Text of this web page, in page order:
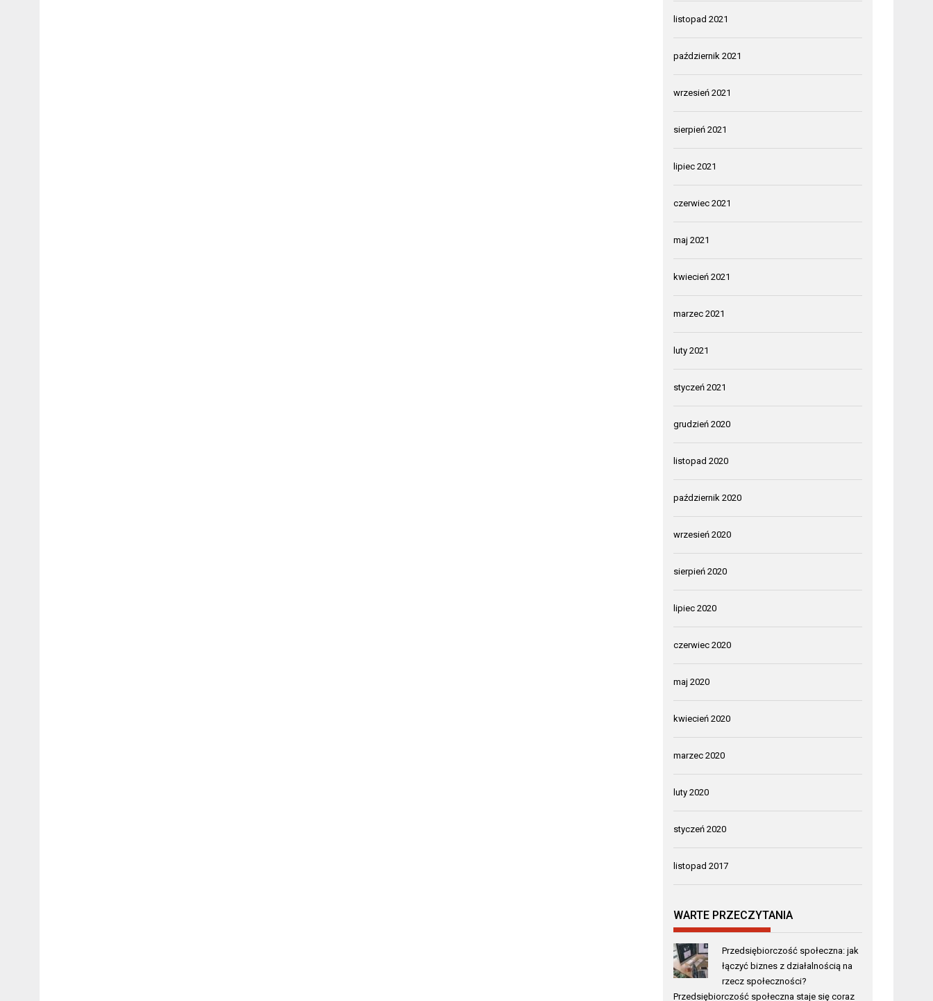
listopad 2021
październik 2021
wrzesień 2021
sierpień 2021
lipiec 2021
czerwiec 2021
maj 2021
kwiecień 2021
marzec 2021
luty 2021
styczeń 2021
grudzień 2020
listopad 2020
październik 2020
wrzesień 2020
sierpień 2020
lipiec 2020
czerwiec 2020
maj 2020
kwiecień 2020
marzec 2020
luty 2020
styczeń 2020
listopad 2017
WARTE PRZECZYTANIA
Przedsiębiorczość społeczna: jak
łączyć biznes z działalnością na
rzecz społeczności?
Przedsiębiorczość społeczna staje się coraz